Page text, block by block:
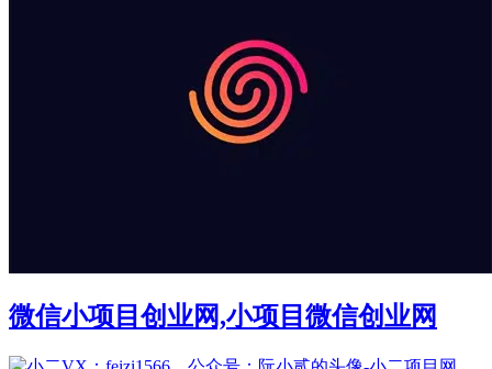
微信小项目创业网,小项目微信创业网